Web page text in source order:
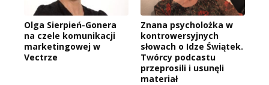
Olga Sierpień-Gonera
na czele komunikacji
marketingowej w
Vectrze
Znana psycholożka w
kontrowersyjnych
słowach o Idze Świątek.
Twórcy podcastu
przeprosili i usunęli
materiał